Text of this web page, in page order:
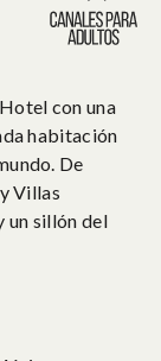
con una
habitación
De
Villas
un sillón del